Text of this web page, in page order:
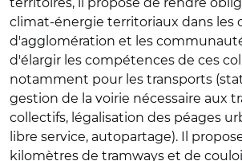
climat-énergie territoriaux dans les
d'agglomération et les
d'élargir les compétences de ces
notamment pour les transports
gestion de la voirie nécessaire aux
collectifs, légalisation des péages
libre service, autopartage). Il
kilomètres de tramways et de